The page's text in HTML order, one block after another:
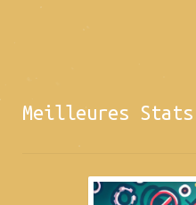
Meilleures Stats